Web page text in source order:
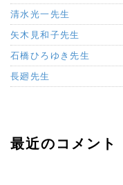
清水光一先生
矢木見和子先生
石橋ひろゆき先生
長廻先生
最近のコメント